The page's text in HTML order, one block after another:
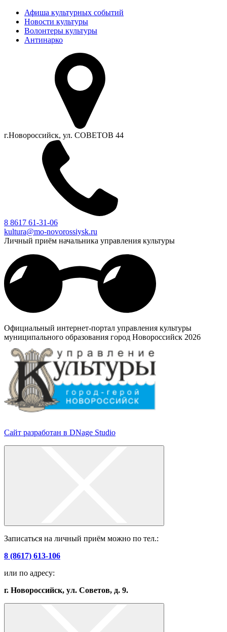
Афиша культурных событий
Новости культуры
Волонтеры культуры
Антинарко
г.Новороссийск, ул. СОВЕТОВ 44
8 8617 61-31-06
kultura@mo-novorossiysk.ru
Личный приём начальника управления культуры
Официальный интернет-портал управления культуры
муниципального образования город Новороссийск 2026
Сайт разработан в DNage Studio
Записаться на личный приём можно по тел.:
8 (8617) 613-106
или по адресу:
г. Новороссийск, ул. Советов, д. 9.